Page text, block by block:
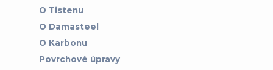
O Tistenu
O Damasteel
O Karbonu
Povrchové úpravy